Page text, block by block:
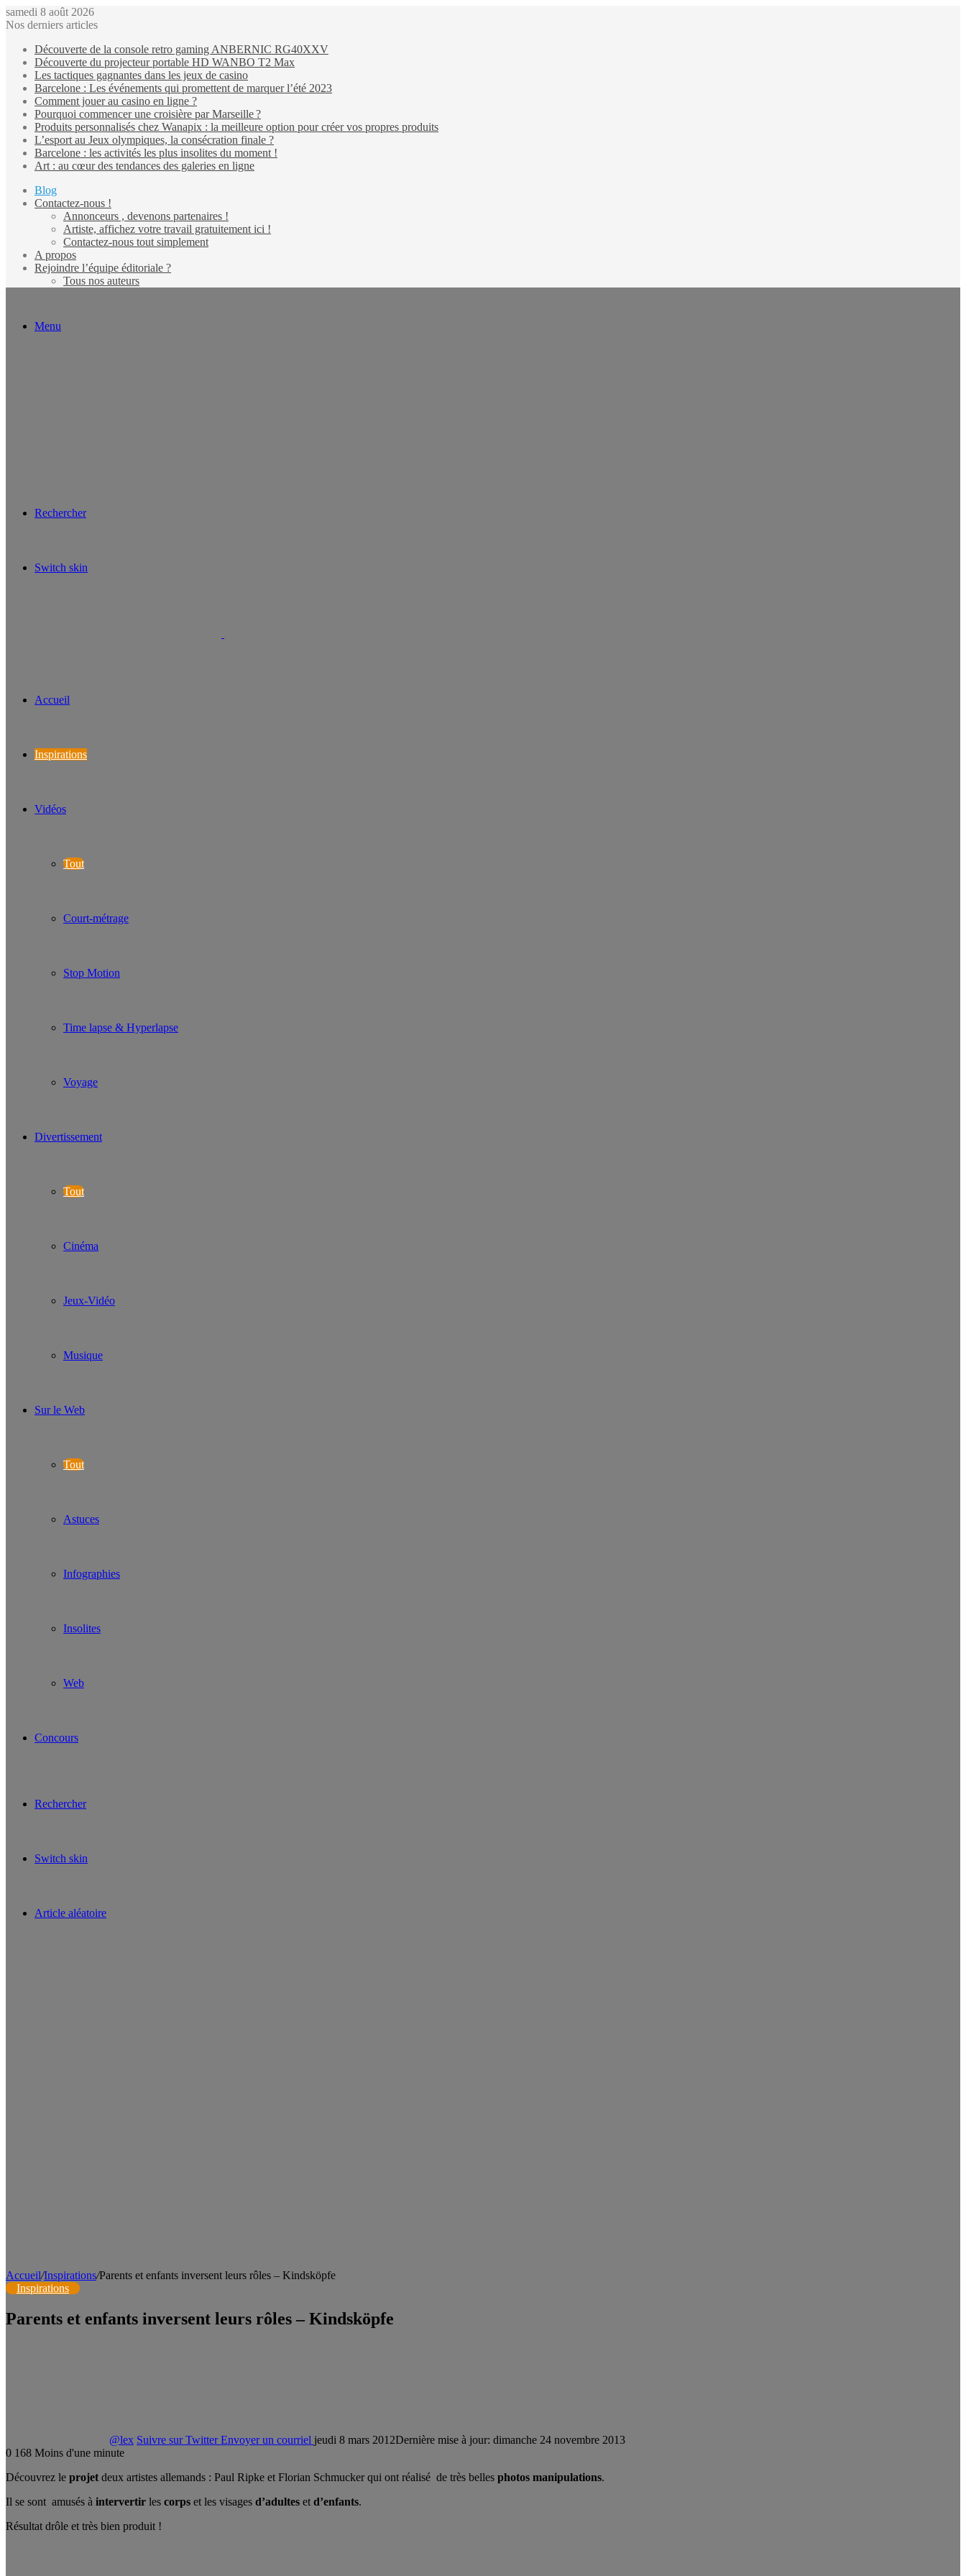
samedi 8 août 2026
Nos derniers articles
Découverte de la console retro gaming ANBERNIC RG40XXV
Découverte du projecteur portable HD WANBO T2 Max
Les tactiques gagnantes dans les jeux de casino
Barcelone : Les événements qui promettent de marquer l’été 2023
Comment jouer au casino en ligne ?
Pourquoi commencer une croisière par Marseille ?
Produits personnalisés chez Wanapix : la meilleure option pour créer vos propres produits
L’esport au Jeux olympiques, la consécration finale ?
Barcelone : les activités les plus insolites du moment !
Art : au cœur des tendances des galeries en ligne
Blog
Contactez-nous !
Annonceurs , devenons partenaires !
Artiste, affichez votre travail gratuitement ici !
Contactez-nous tout simplement
A propos
Rejoindre l’équipe éditoriale ?
Tous nos auteurs
Menu
Rechercher
Switch skin
Accueil
Inspirations
Vidéos
Tout
Court-métrage
Stop Motion
Time lapse & Hyperlapse
Voyage
Divertissement
Tout
Cinéma
Jeux-Vidéo
Musique
Sur le Web
Tout
Astuces
Infographies
Insolites
Web
Concours
Rechercher
Switch skin
Article aléatoire
Accueil/Inspirations/Parents et enfants inversent leurs rôles – Kindsköpfe
Inspirations
Parents et enfants inversent leurs rôles – Kindsköpfe
@lex Suivre sur Twitter Envoyer un courriel jeudi 8 mars 2012Dernière mise à jour: dimanche 24 novembre 2013
0 168 Moins d'une minute
Découvrez le projet deux artistes allemands : Paul Ripke et Florian Schmucker qui ont réalisé de très belles photos manipulations.
Il se sont amusés à intervertir les corps et les visages d’adultes et d’enfants.
Résultat drôle et très bien produit !